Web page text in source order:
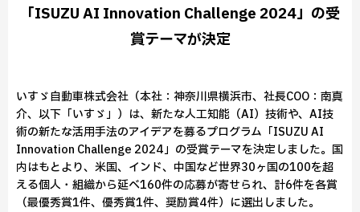
「ISUZU AI Innovation Challenge 2024」の受
賞テーマが決定
いすゞ自動車株式会社（本社：神奈川県横浜市、社長COO：南真
介、以下「いすゞ」）は、新たな人工知能（AI）技術や、AI技
術の新たな活用手法のアイデアを募るプログラム「ISUZU AI
Innovation Challenge 2024」の受賞テーマを決定しました。国
内はもとより、米国、インド、中国など世界30ヶ国の100を超
える個人・組織から延べ160件の応募が寄せられ、計6件を各賞
（最優秀賞1件、優秀賞1件、奨励賞4件）に選出しました。